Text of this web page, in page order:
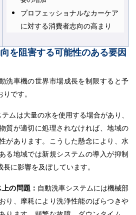
プロフェッショナルなカーケア
に対する消費者志向の高まり
を阻害する可能性のある要因
洗車機の世界市場成長を制限すると予
です。
ムは大量の水を使用する場合があり、
質が適切に処理されなければ、地域の
があります。こうした懸念により、水
る地域では新規システムの導入が抑制
に影響を及ぼしています。
の問題： 自動洗車システムには機械部
り、摩耗により洗浄性能のばらつきや